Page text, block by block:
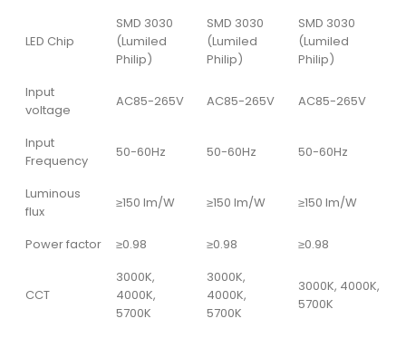
LED Chip
SMD 3030
(Lumiled
Philip)
SMD 3030
(Lumiled
Philip)
SMD 3030
(Lumiled
Philip)
Input
voltage
AC85-265V AC85-265V AC85-265V
Input
Frequency
50-60Hz 50-60Hz 50-60Hz
Luminous
flux
≥150 lm/W ≥150 lm/W ≥150 lm/W
Power factor ≥0.98 ≥0.98 ≥0.98
CCT
3000K,
4000K,
5700K
3000K,
4000K,
5700K
3000K, 4000K,
5700K